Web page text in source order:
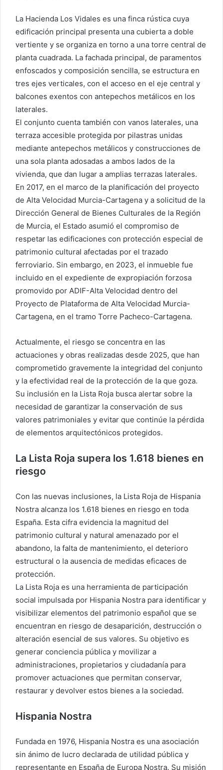
La Hacienda Los Vidales es una finca rústica cuya
edificación principal presenta una cubierta a doble
vertiente y se organiza en torno a una torre central de
planta cuadrada. La fachada principal, de paramentos
enfoscados y composición sencilla, se estructura en
tres ejes verticales, con el acceso en el eje central y
balcones exentos con antepechos metálicos en los
laterales.
El conjunto cuenta también con vanos laterales, una
terraza accesible protegida por pilastras unidas
mediante antepechos metálicos y construcciones de
una sola planta adosadas a ambos lados de la
vivienda, que dan lugar a amplias terrazas laterales.
En 2017, en el marco de la planificación del proyecto
de Alta Velocidad Murcia-Cartagena y a solicitud de la
Dirección General de Bienes Culturales de la Región
de Murcia, el Estado asumió el compromiso de
respetar las edificaciones con protección especial de
patrimonio cultural afectadas por el trazado
ferroviario. Sin embargo, en 2023, el inmueble fue
incluido en el expediente de expropiación forzosa
promovido por ADIF-Alta Velocidad dentro del
Proyecto de Plataforma de Alta Velocidad Murcia-
Cartagena, en el tramo Torre Pacheco-Cartagena.
Actualmente, el riesgo se concentra en las
actuaciones y obras realizadas desde 2025, que han
comprometido gravemente la integridad del conjunto
y la efectividad real de la protección de la que goza.
Su inclusión en la Lista Roja busca alertar sobre la
necesidad de garantizar la conservación de sus
valores patrimoniales y evitar que continúe la pérdida
de elementos arquitectónicos protegidos.
La Lista Roja supera los 1.618 bienes en
riesgo
Con las nuevas inclusiones, la Lista Roja de Hispania
Nostra alcanza los 1.618 bienes en riesgo en toda
España. Esta cifra evidencia la magnitud del
patrimonio cultural y natural amenazado por el
abandono, la falta de mantenimiento, el deterioro
estructural o la ausencia de medidas eficaces de
protección.
La Lista Roja es una herramienta de participación
social impulsada por Hispania Nostra para identificar y
visibilizar elementos del patrimonio español que se
encuentran en riesgo de desaparición, destrucción o
alteración esencial de sus valores. Su objetivo es
generar conciencia pública y movilizar a
administraciones, propietarios y ciudadanía para
promover actuaciones que permitan conservar,
restaurar y devolver estos bienes a la sociedad.
Hispania Nostra
Fundada en 1976, Hispania Nostra es una asociación
sin ánimo de lucro declarada de utilidad pública y
representante en España de Europa Nostra. Su misión